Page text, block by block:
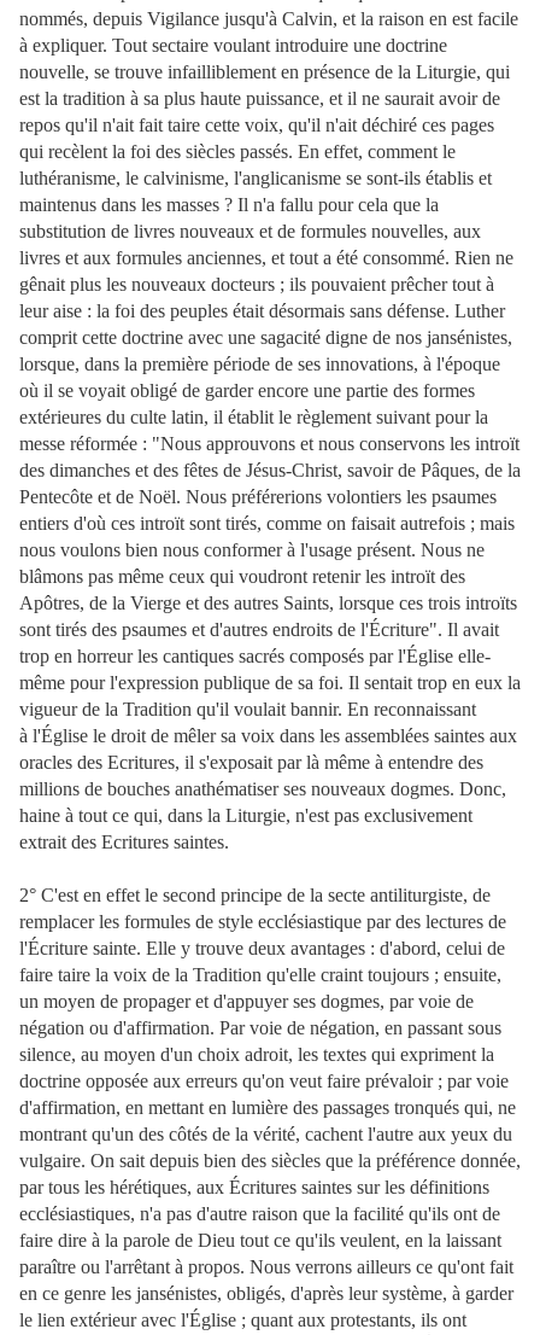
nommés, depuis Vigilance jusqu'à Calvin, et la raison en est facile
à expliquer. Tout sectaire voulant introduire une doctrine
nouvelle, se trouve infailliblement en présence de la Liturgie, qui
est la tradition à sa plus haute puissance, et il ne saurait avoir de
repos qu'il n'ait fait taire cette voix, qu'il n'ait déchiré ces pages
qui recèlent la foi des siècles passés. En effet, comment le
luthéranisme, le calvinisme, l'anglicanisme se sont-ils établis et
maintenus dans les masses ? Il n'a fallu pour cela que la
substitution de livres nouveaux et de formules nouvelles, aux
livres et aux formules anciennes, et tout a été consommé. Rien ne
gênait plus les nouveaux docteurs ; ils pouvaient prêcher tout à
leur aise : la foi des peuples était désormais sans défense. Luther
comprit cette doctrine avec une sagacité digne de nos jansénistes,
lorsque, dans la première période de ses innovations, à l'époque
où il se voyait obligé de garder encore une partie des formes
extérieures du culte latin, il établit le règlement suivant pour la
messe réformée : "Nous approuvons et nous conservons les introït
des dimanches et des fêtes de Jésus-Christ, savoir de Pâques, de la
Pentecôte et de Noël. Nous préférerions volontiers les psaumes
entiers d'où ces introït sont tirés, comme on faisait autrefois ; mais
nous voulons bien nous conformer à l'usage présent. Nous ne
blâmons pas même ceux qui voudront retenir les introït des
Apôtres, de la Vierge et des autres Saints, lorsque ces trois introïts
sont tirés des psaumes et d'autres endroits de l'Écriture". Il avait
trop en horreur les cantiques sacrés composés par l'Église elle-
même pour l'expression publique de sa foi. Il sentait trop en eux la
vigueur de la Tradition qu'il voulait bannir. En reconnaissant
à l'Église le droit de mêler sa voix dans les assemblées saintes aux
oracles des Ecritures, il s'exposait par là même à entendre des
millions de bouches anathématiser ses nouveaux dogmes. Donc,
haine à tout ce qui, dans la Liturgie, n'est pas exclusivement
extrait des Ecritures saintes.
2° C'est en effet le second principe de la secte antiliturgiste, de
remplacer les formules de style ecclésiastique par des lectures de
l'Écriture sainte. Elle y trouve deux avantages : d'abord, celui de
faire taire la voix de la Tradition qu'elle craint toujours ; ensuite,
un moyen de propager et d'appuyer ses dogmes, par voie de
négation ou d'affirmation. Par voie de négation, en passant sous
silence, au moyen d'un choix adroit, les textes qui expriment la
doctrine opposée aux erreurs qu'on veut faire prévaloir ; par voie
d'affirmation, en mettant en lumière des passages tronqués qui, ne
montrant qu'un des côtés de la vérité, cachent l'autre aux yeux du
vulgaire. On sait depuis bien des siècles que la préférence donnée,
par tous les hérétiques, aux Écritures saintes sur les définitions
ecclésiastiques, n'a pas d'autre raison que la facilité qu'ils ont de
faire dire à la parole de Dieu tout ce qu'ils veulent, en la laissant
paraître ou l'arrêtant à propos. Nous verrons ailleurs ce qu'ont fait
en ce genre les jansénistes, obligés, d'après leur système, à garder
le lien extérieur avec l'Église ; quant aux protestants, ils ont